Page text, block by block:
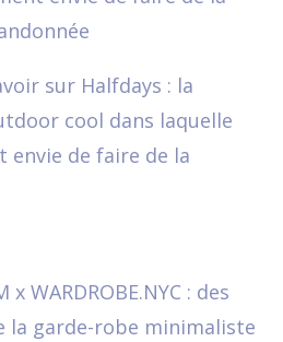
sur Halfdays : la
cool dans laquelle
envie de faire de la